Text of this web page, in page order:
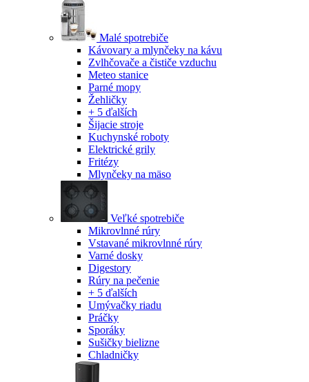
Malé spotrebiče
Kávovary a mlynčeky na kávu
Zvlhčovače a čističe vzduchu
Meteo stanice
Parné mopy
Žehličky
+ 5 ďalších
Šijacie stroje
Kuchynské roboty
Elektrické grily
Fritézy
Mlynčeky na mäso
Veľké spotrebiče
Mikrovlnné rúry
Vstavané mikrovlnné rúry
Varné dosky
Digestory
Rúry na pečenie
+ 5 ďalších
Umývačky riadu
Práčky
Sporáky
Sušičky bielizne
Chladničky